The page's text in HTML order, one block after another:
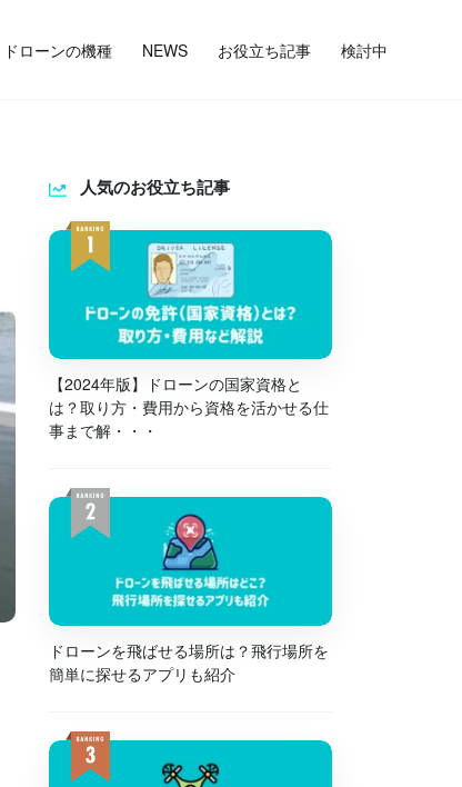
ドローンの機種 NEWS お役立ち記事 検討中
人気のお役立ち記事
【2024年版】ドローンの国家資格と
は？取り方・費用から資格を活かせる仕
事まで解・・・
ドローンを飛ばせる場所は？飛行場所を
簡単に探せるアプリも紹介